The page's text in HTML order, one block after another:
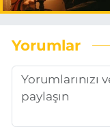
Yorumlar